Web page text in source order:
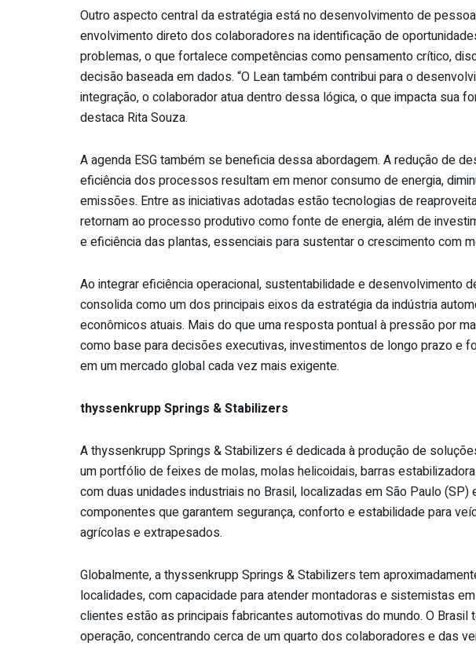
Outro aspecto central da estratégia está no desenvolvimento de
envolvimento direto dos colaboradores na identificação de
problemas, o que fortalece competências como pensamento crítico,
decisão baseada em dados. “O Lean também contribui para o
integração, o colaborador atua dentro dessa lógica, o que impacta sua
destaca Rita Souza.
A agenda ESG também se beneficia dessa abordagem. A redução de
eficiência dos processos resultam em menor consumo de energia,
emissões. Entre as iniciativas adotadas estão tecnologias de
retornam ao processo produtivo como fonte de energia, além de
e eficiência das plantas, essenciais para sustentar o crescimento com
Ao integrar eficiência operacional, sustentabilidade e desenvolvimento
consolida como um dos principais eixos da estratégia da indústria
econômicos atuais. Mais do que uma resposta pontual à pressão por
como base para decisões executivas, investimentos de longo prazo e
em um mercado global cada vez mais exigente.
thyssenkrupp Springs & Stabilizers
A thyssenkrupp Springs & Stabilizers é dedicada à produção de
um portfólio de feixes de molas, molas helicoidais, barras
com duas unidades industriais no Brasil, localizadas em São Paulo (SP)
componentes que garantem segurança, conforto e estabilidade para
agrícolas e extrapesados.
Globalmente, a thyssenkrupp Springs & Stabilizers tem
localidades, com capacidade para atender montadoras e sistemistas
clientes estão as principais fabricantes automotivas do mundo. O
operação, concentrando cerca de um quarto dos colaboradores e das